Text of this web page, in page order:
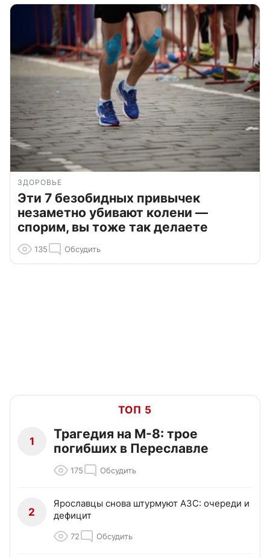
ЗДОРОВЬЕ
Эти 7 безобидных привычек
незаметно убивают колени —
спорим, вы тоже так делаете
135 Обсудить
ТОП 5
1
Трагедия на М-8: трое
погибших в Переславле
175 Обсудить
2
Ярославцы снова штурмуют АЗС: очереди и
дефицит
72 Обсудить